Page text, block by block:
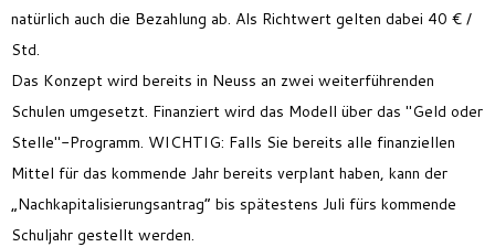
natürlich auch die Bezahlung ab. Als Richtwert gelten dabei 40 € /
Std.
Das Konzept wird bereits in Neuss an zwei weiterführenden
Schulen umgesetzt. Finanziert wird das Modell über das "Geld oder
Stelle"-Programm. WICHTIG: Falls Sie bereits alle finanziellen
Mittel für das kommende Jahr bereits verplant haben, kann der
„Nachkapitalisierungsantrag“ bis spätestens Juli fürs kommende
Schuljahr gestellt werden.